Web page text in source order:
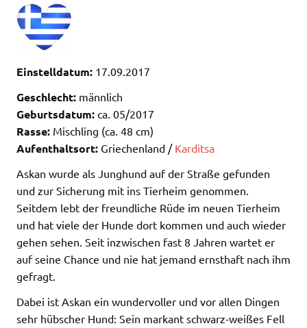
Einstelldatum: 17.09.2017
Geschlecht: männlich
Geburtsdatum: ca. 05/2017
Rasse: Mischling (ca. 48 cm)
Aufenthaltsort: Griechenland / Karditsa
Askan wurde als Junghund auf der Straße gefunden
und zur Sicherung mit ins Tierheim genommen.
Seitdem lebt der freundliche Rüde im neuen Tierheim
und hat viele der Hunde dort kommen und auch wieder
gehen sehen. Seit inzwischen fast 8 Jahren wartet er
auf seine Chance und nie hat jemand ernsthaft nach ihm
gefragt.
Dabei ist Askan ein wundervoller und vor allen Dingen
sehr hübscher Hund: Sein markant schwarz-weißes Fell